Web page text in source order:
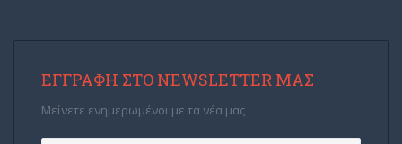
ΕΓΓΡΑΦΉ ΣΤΟ NEWSLETTER ΜΑΣ
Μείνετε ενημερωμένοι με τα νέα μας